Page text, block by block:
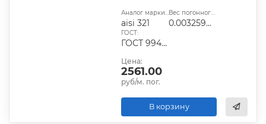
Аналог марки стали:
aisi 321
Вес погонного метра, т.:
0.0032596025
ГОСТ:
ГОСТ 9940-81, ГОСТ 9941-81, ГОСТ 24030-80, ГОСТ 10498-82
Цена:
2561.00
руб/м. пог.
В корзину